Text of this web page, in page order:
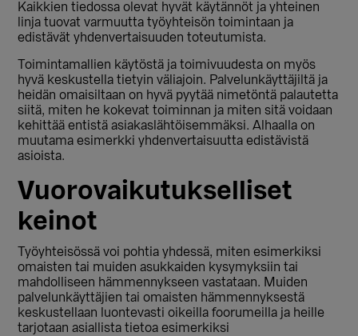
Kaikkien tiedossa olevat hyvät käytännöt ja yhteinen
linja tuovat varmuutta työyhteisön toimintaan ja
edistävät yhdenvertaisuuden toteutumista.
Toimintamallien käytöstä ja toimivuudesta on myös
hyvä keskustella tietyin väliajoin. Palvelunkäyttäjiltä ja
heidän omaisiltaan on hyvä pyytää nimetöntä palautetta
siitä, miten he kokevat toiminnan ja miten sitä voidaan
kehittää entistä asiakaslähtöisemmäksi. Alhaalla on
muutama esimerkki yhdenvertaisuutta edistävistä
asioista.
Vuorovaikutukselliset
keinot
Työyhteisössä voi pohtia yhdessä, miten esimerkiksi
omaisten tai muiden asukkaiden kysymyksiin tai
mahdolliseen hämmennykseen vastataan. Muiden
palvelunkäyttäjien tai omaisten hämmennyksestä
keskustellaan luontevasti oikeilla foorumeilla ja heille
tarjotaan asiallista tietoa esimerkiksi